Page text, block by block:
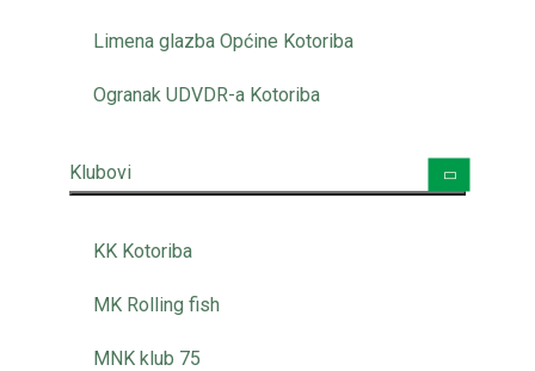
Limena glazba Općine Kotoriba
Ogranak UDVDR-a Kotoriba
Klubovi
KK Kotoriba
MK Rolling fish
MNK klub 75